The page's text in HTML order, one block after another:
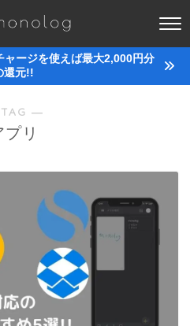
ージを使えば最大2,000円分
還元!!
―
プリ